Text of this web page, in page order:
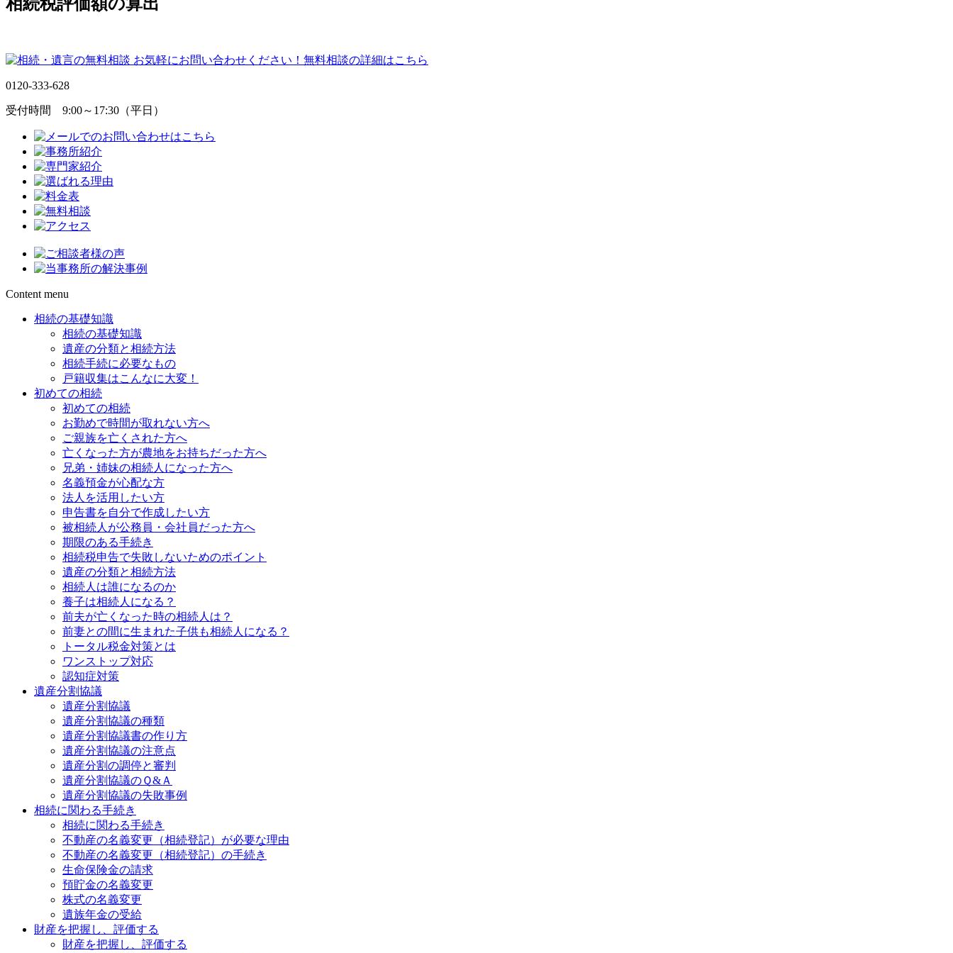
0120-333-628
受付時間 9:00～17:30（平日）
Content menu
相続の基礎知識
相続の基礎知識
遺産の分類と相続方法
相続手続に必要なもの
戸籍収集はこんなに大変！
初めての相続
初めての相続
お勤めで時間が取れない方へ
ご親族を亡くされた方へ
亡くなった方が農地をお持ちだった方へ
兄弟・姉妹の相続人になった方へ
名義預金が心配な方
法人を活用したい方
申告書を自分で作成したい方
被相続人が公務員・会社員だった方へ
期限のある手続き
相続税申告で失敗しないためのポイント
遺産の分類と相続方法
相続人は誰になるのか
養子は相続人になる？
前夫が亡くなった時の相続人は？
前妻との間に生まれた子供も相続人になる？
トータル税金対策とは
ワンストップ対応
認知症対策
遺産分割協議
遺産分割協議
遺産分割協議の種類
遺産分割協議書の作り方
遺産分割協議の注意点
遺産分割の調停と審判
遺産分割協議のＱ&Ａ
遺産分割協議の失敗事例
相続に関わる手続き
相続に関わる手続き
不動産の名義変更（相続登記）が必要な理由
不動産の名義変更（相続登記）の手続き
生命保険金の請求
預貯金の名義変更
株式の名義変更
遺族年金の受給
財産を把握し、評価する
財産を把握し、評価する